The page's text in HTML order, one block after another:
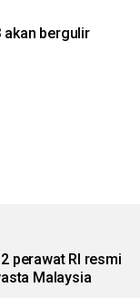
akan bergulir
perawat RI resmi
Malaysia